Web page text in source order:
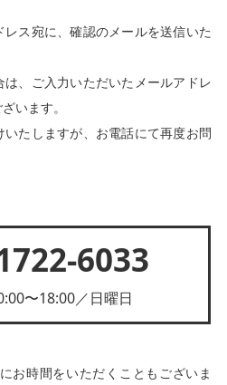
ス宛に、確認のメールを送信いた
、ご入力いただいたメールアドレ
います。
たしますが、お電話にて再度お問
6033
〜18:00／日曜日
お時間をいただくこともございま